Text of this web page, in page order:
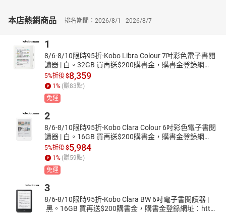
本店熱銷商品 排名期間：2026/8/1 - 2026/8/7
1
8/6-8/10限時95折-Kobo Libra Colour 7吋彩色電子書閱
讀器 | 白。32GB 買再送$200購書金，購書金登錄網
址：https://reurl.cc/8YpeMR
5%折後$8,359
1 % (賺83點)
免運
2
8/6-8/10限時95折-Kobo Clara Colour 6吋彩色電子書閱
讀器 | 白。16GB 買再送$200購書金，購書金登錄網
址：https://reurl.cc/8YpeMR
5%折後$5,984
1 % (賺59點)
免運
3
8/6-8/10限時95折-Kobo Clara BW 6吋電子書閱讀器 |
黑。16GB 買再送$200購書金，購書金登錄網址：http